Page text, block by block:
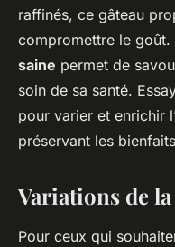
raffinés, ce gâteau
compromettre le
saine permet de
soin de sa santé.
pour varier et enrichir
préservant les
Variations de
Pour ceux qui